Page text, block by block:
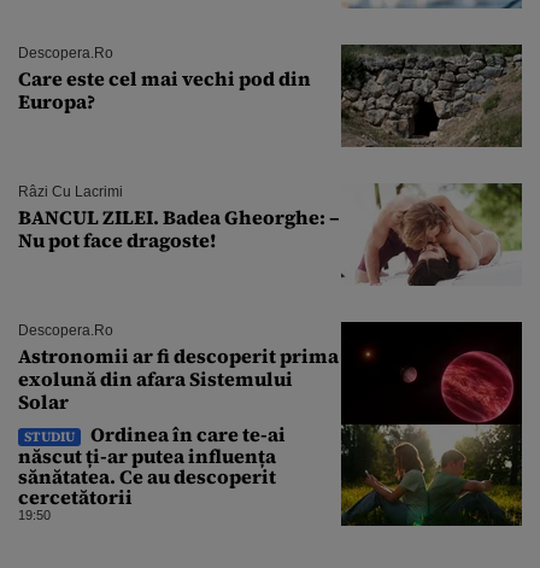
Descopera.ro
Care este cel mai vechi pod din
Europa?
Râzi Cu Lacrimi
BANCUL ZILEI. Badea Gheorghe: –
Nu pot face dragoste!
Descopera.ro
Astronomii ar fi descoperit prima
exolună din afara Sistemului
Solar
STUDIU
Ordinea în care te-ai
născut ți-ar putea influența
sănătatea. Ce au descoperit
cercetătorii
19:50